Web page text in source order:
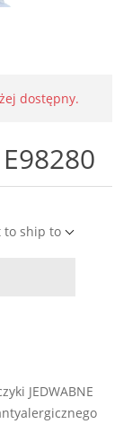
dostępny.
to ship to
JEDWABNE